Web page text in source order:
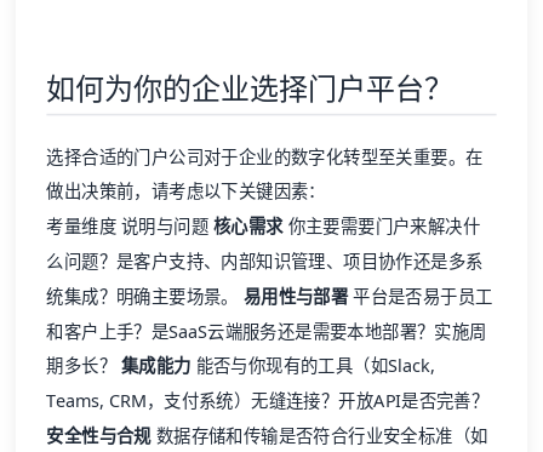
如何为你的企业选择门户平台？
选择合适的门户公司对于企业的数字化转型至关重要。在
做出决策前，请考虑以下关键因素：
考量维度 说明与问题核心需求你主要需要门户来解决什
么问题？是客户支持、内部知识管理、项目协作还是多系
统集成？明确主要场景。 易用性与部署平台是否易于员工
和客户上手？是SaaS云端服务还是需要本地部署？实施周
期多长？ 集成能力 能否与你现有的工具（如Slack,
Teams, CRM，支付系统）无缝连接？开放API是否完善？
安全性与合规数据存储和传输是否符合行业安全标准（如